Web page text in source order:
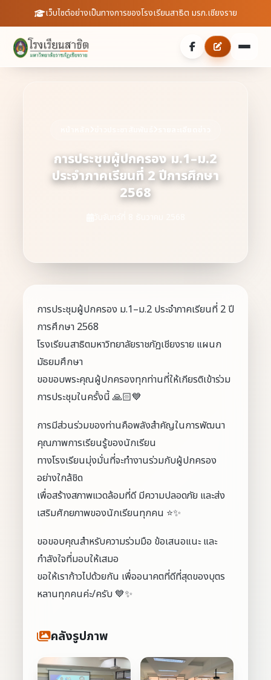
เว็บไซต์อย่างเป็นทางการของโรงเรียนสาธิต มรภ.เชียงราย
ประวัติความเป็นมา
บุคลากร
ประชาสัมพันธ์
ข่าวสารจากโรงเรียน
สายตรงผู้อำนวยการ
การประชุมผู้ปกครอง ม.1–ม.2
ประจำภาคเรียนที่ 2 ปีการศึกษา
2568
การประชุมผู้ปกครอง ม.1–ม.2 ประจำภาคเรียนที่ 2 ปี
การศึกษา 2568
โรงเรียนสาธิตมหาวิทยาลัยราชภัฏเชียงราย แผนก
มัธยมศึกษา
ขอขอบพระคุณผู้ปกครองทุกท่านที่ให้เกียรติเข้าร่วม
การประชุมในครั้งนี้ 🙏🏻💙
การมีส่วนร่วมของท่านคือพลังสำคัญในการพัฒนา
คุณภาพการเรียนรู้ของนักเรียน
ทางโรงเรียนมุ่งมั่นที่จะทำงานร่วมกับผู้ปกครอง
อย่างใกล้ชิด
เพื่อสร้างสภาพแวดล้อมที่ดี มีความปลอดภัย และส่ง
เสริมศักยภาพของนักเรียนทุกคน ⭐️✨
ขอขอบคุณสำหรับความร่วมมือ ข้อเสนอแนะ และ
กำลังใจที่มอบให้เสมอ
ขอให้เราก้าวไปด้วยกัน เพื่ออนาคตที่ดีที่สุดของบุตร
หลานทุกคนค่ะ/ครับ 💙✨
คลังรูปภาพ